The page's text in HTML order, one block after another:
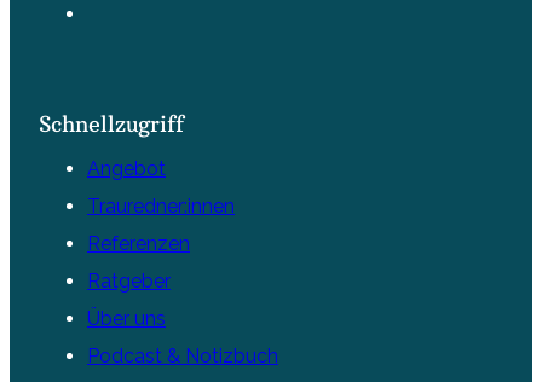
Schnellzugriff
Angebot
Trauredner:innen
Referenzen
Ratgeber
Über uns
Podcast & Notizbuch